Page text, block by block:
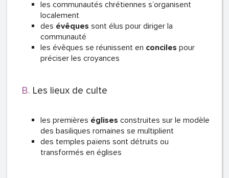
les communautés chrétiennes s’organisent
localement
des évêques sont élus pour diriger la
communauté
les évêques se réunissent en conciles pour
préciser les croyances
Les lieux de culte
les premières églises construites sur le modèle
des basiliques romaines se multiplient
des temples païens sont détruits ou
transformés en églises